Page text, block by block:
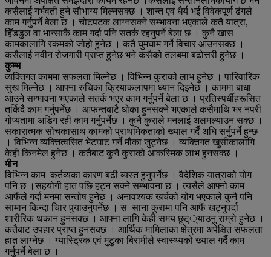
कसैलाई गर्भवती हुने सौभाग्य मिल्नसक्छ । शान्त एवं धैर्य भई विवेकपूर्ण ढंगले
काम गर्नुपर्ने बेला छ । चोटपटक लाग्नसक्ने सम्भावना भएकाले कतै यात्रा,
हिँडडुल वा भान्साकै काम गर्दा पनि सतर्क रहनुपर्ने बेला छ । कुनै खास
कामकालागि रकमको जोहो हुनेछ । कतै घुमघाम गर्ने विचार आउनसक्छ ।
कसैलाई नवीन रोजगारी प्राप्त हुनेछ भने कसैको तलबमा बढोत्तरी हुनेछ ।
कुम्भ
व्यक्तिगत काममा सफलता मिल्नेछ । विभिन्न कुराको लाभ हुनेछ । पारिवारिक
सुख मिल्नेछ । आफ्ना रुचिका क्रियाकलापमा ध्यान दिइनेछ । काममा बाधा
आउने सम्भावना भएकाले सतर्क भएर काम गर्नुपर्ने बेला छ । प्रतिस्पर्धीहरूसित
तर्किदै काम गर्नुपर्नेछ । आफन्तबाटै धोका हुनसक्ने भएकाले कसैमाथि भर नपरी
गोप्यतामा अडिग रही काम गर्नुपर्नेछ । कुनै कुराले मनलाई अलमल्याउन सक्छ ।
सकारात्मक सोचकासाथ कामको प्राथमिकताको ख्याल गर्दै अघि सर्नुपर्ने हुन्छ
। विभिन्न व्यक्तित्वसित भेटघाट गर्ने मौका जुट्नेछ । व्यक्तिगत खुसीकालागि
केही किनमेल हुनेछ । कतैबाट कुनै कुराको आकस्मिक लाभ हुनसक्छ ।
मीन
विभिन्न काम–कर्तव्यका कारण बढी व्यस्त हुनुपर्नेछ । वैदेशिक यात्राको योग
पनि छ ।सहयोगी हात पछि हट्न सक्ने सम्भावना छ । त्यसैले आफ्नो काम
आफैंले गर्दा मनमा सन्तोष हुनेछ । अनावश्यक खर्चको योग भएकाले कुनै पनि
सामान किन्दा चिार पुर्‍याउनुपर्नेछ । स–साना कुरामा पनि आफैं खट्नुपर्दा
शारीरिक थकान हुनसक्छ । आफ्ना लागि केही समय छुट््याउनु राम्रो हुनेछ ।
कतैबाट उपहार प्राप्त हुनसक्छ । आर्थिक मामिलाका क्षेत्रमा अपेक्षित सफलता
हात लाग्नेछ । ग्यास्ट्रिक एवं मुटुका बिरामीले स्वास्थ्यको ख्याल गर्दै काम
गर्नुपर्ने बेला छ ।